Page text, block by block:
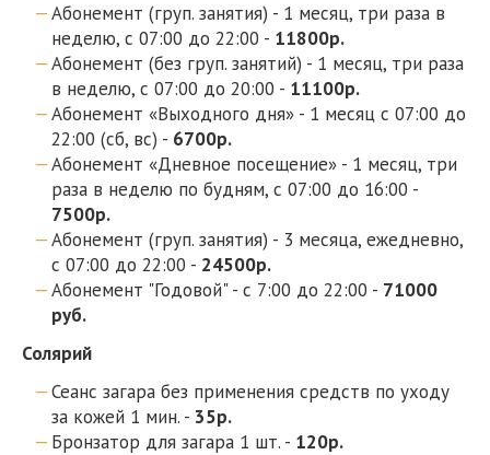
Абонемент (груп. занятия) - 1 месяц, три раза в
неделю, с 07:00 до 22:00 - 11800р.
Абонемент (без груп. занятий) - 1 месяц, три раза
в неделю, с 07:00 до 20:00 - 11100р.
Абонемент «Выходного дня» - 1 месяц с 07:00 до
22:00 (сб, вс) - 6700р.
Абонемент «Дневное посещение» - 1 месяц, три
раза в неделю по будням, с 07:00 до 16:00 -
7500р.
Абонемент (груп. занятия) - 3 месяца, ежедневно,
с 07:00 до 22:00 - 24500р.
Абонемент "Годовой" - с 7:00 до 22:00 - 71000
руб.
Солярий
Сеанс загара без применения средств по уходу
за кожей 1 мин. - 35р.
Бронзатор для загара 1 шт. - 120р.